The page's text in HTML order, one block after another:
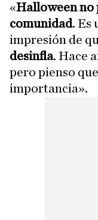
«Halloween no
comunidad. Es
impresión de
desinfla. Hace
pero pienso
importancia».